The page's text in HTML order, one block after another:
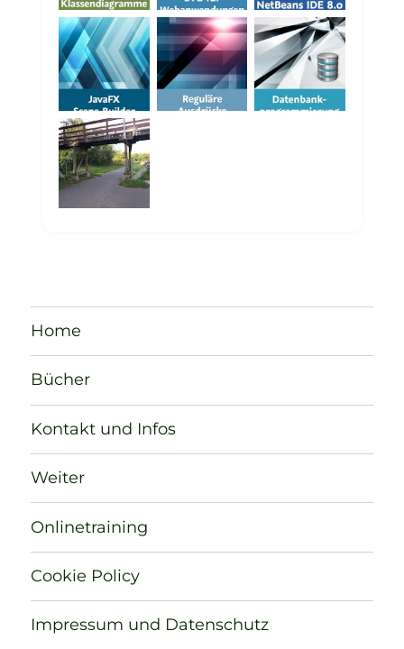
Home
Bücher
Kontakt und Infos
Weiter
Onlinetraining
Cookie Policy
Impressum und Datenschutz